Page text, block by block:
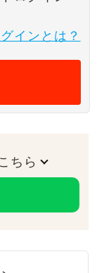
インとは？
ちら